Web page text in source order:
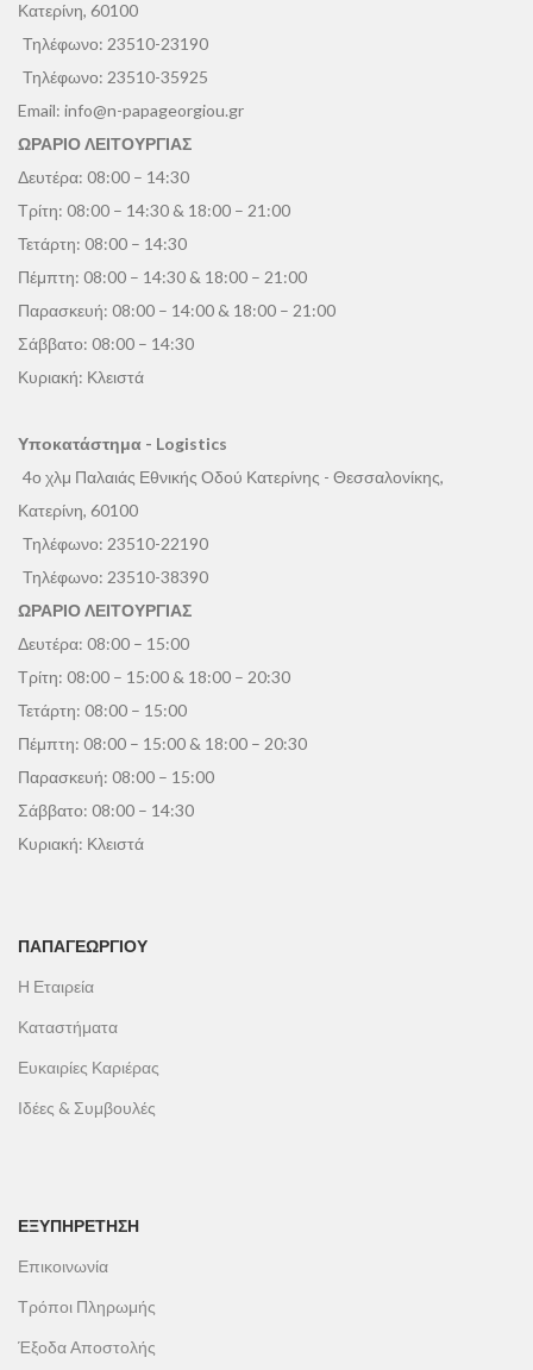
Κατερίνη, 60100
Τηλέφωνο: 23510-23190
Τηλέφωνο: 23510-35925
Email: info@n-papageorgiou.gr
ΩΡΑΡΙΟ ΛΕΙΤΟΥΡΓΙΑΣ
Δευτέρα: 08:00 – 14:30
Τρίτη: 08:00 – 14:30 & 18:00 – 21:00
Τετάρτη: 08:00 – 14:30
Πέμπτη: 08:00 – 14:30 & 18:00 – 21:00
Παρασκευή: 08:00 – 14:00 & 18:00 – 21:00
Σάββατο: 08:00 – 14:30
Κυριακή: Κλειστά
Υποκατάστημα - Logistics
4ο χλμ Παλαιάς Εθνικής Οδού Κατερίνης - Θεσσαλονίκης,
Κατερίνη, 60100
Τηλέφωνο: 23510-22190
Τηλέφωνο: 23510-38390
ΩΡΑΡΙΟ ΛΕΙΤΟΥΡΓΙΑΣ
Δευτέρα: 08:00 – 15:00
Τρίτη: 08:00 – 15:00 & 18:00 – 20:30
Τετάρτη: 08:00 – 15:00
Πέμπτη: 08:00 – 15:00 & 18:00 – 20:30
Παρασκευή: 08:00 – 15:00
Σάββατο: 08:00 – 14:30
Κυριακή: Κλειστά
ΠΑΠΑΓΕΩΡΓΊΟΥ
Η Εταιρεία
Καταστήματα
Ευκαιρίες Καριέρας
Ιδέες & Συμβουλές
ΕΞΥΠΗΡΕΤΗΣΗ
Επικοινωνία
Τρόποι Πληρωμής
Έξοδα Αποστολής